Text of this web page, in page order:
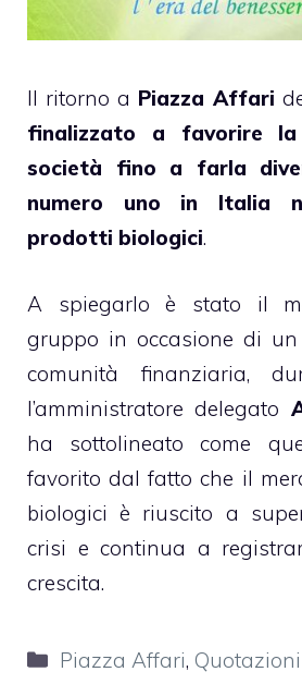
Il ritorno a Piazza Affari
finalizzato a favorire
società fino a farla
numero uno in Italia
prodotti biologici.
A spiegarlo è stato il
gruppo in occasione di
comunità finanziaria,
l’amministratore delegato
ha sottolineato come
favorito dal fatto che il
biologici è riuscito a
crisi e continua a
crescita.
Categorie
Piazza Affari, Quotazioni